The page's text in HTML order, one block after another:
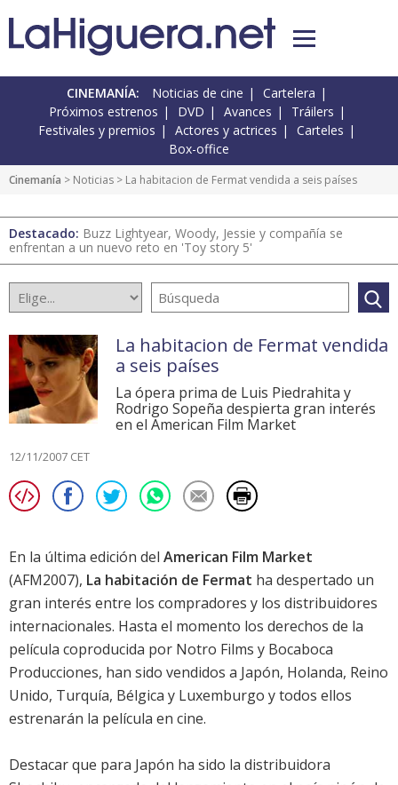
CINEMANÍA: Noticias de cine
Cartelera
Próximos estrenos
DVD Avances
Tráilers
Festivales y premios
Actores y actrices
Carteles
Box-office
Cinemanía > Noticias > La habitacion de Fermat vendida a seis países
Destacado: Buzz Lightyear, Woody, Jessie y compañía se
enfrentan a un nuevo reto en 'Toy story 5'
La habitacion de Fermat vendida
a seis países
La ópera prima de Luis Piedrahita y
Rodrigo Sopeña despierta gran interés
en el American Film Market
12/11/2007 CET
En la última edición del American Film Market
(AFM2007), La habitación de Fermat ha despertado un
gran interés entre los compradores y los distribuidores
internacionales. Hasta el momento los derechos de la
película coproducida por Notro Films y Bocaboca
Producciones, han sido vendidos a Japón, Holanda, Reino
Unido, Turquía, Bélgica y Luxemburgo y todos ellos
estrenarán la película en cine.
Destacar que para Japón ha sido la distribuidora